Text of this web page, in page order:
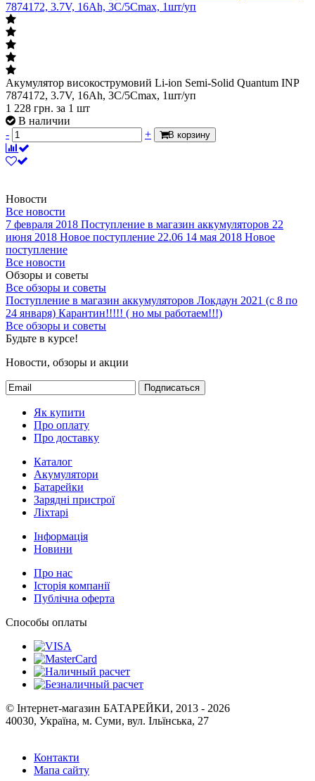
7874172, 3.7V, 16Ah, 3C/5Cmax, 1шт/уп
Акумулятор високострумовий Li-ion Semi-Solid Quantum INP
7874172, 3.7V, 16Ah, 3C/5Cmax, 1шт/уп
1 228 грн. за 1 шт
В наличии
-
+ В корзину
Новости
Все новости
7 февраля 2018 Поступление в магазин аккумуляторов 22
июня 2018 Новое поступление 22.06 14 мая 2018 Новое
поступление
Все новости
Обзоры и советы
Все обзоры и советы
Поступление в магазин аккумуляторов Локдаун 2021 (с 8 по
24 января) Карантин!!!!! ( но мы работаем!!!)
Все обзоры и советы
Будьте в курсе!
Новости, обзоры и акции
Подписаться
Як купити
Про оплату
Про доставку
Каталог
Акумулятори
Батарейки
Зарядні пристрої
Ліхтарі
Інформація
Новини
Про нас
Історія компанії
Публічна оферта
Способы оплаты
© Інтернет-магазин БАТАРЕЙКИ, 2013 - 2026
40030, Україна, м. Суми, вул. Ільїнська, 27
Контакти
Мапа сайту